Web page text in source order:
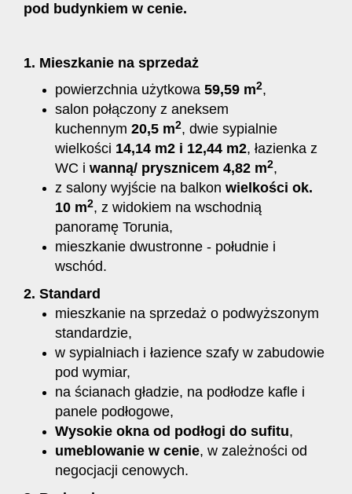
pod budynkiem w cenie.
1. Mieszkanie na sprzedaż
powierzchnia użytkowa 59,59 m2,
salon połączony z aneksem
kuchennym 20,5 m2, dwie sypialnie
wielkości 14,14 m2 i 12,44 m2, łazienka z
WC i wanną/ prysznicem 4,82 m2,
z salony wyjście na balkon wielkości ok.
10 m2, z widokiem na wschodnią
panoramę Torunia,
mieszkanie dwustronne - południe i
wschód.
2. Standard
mieszkanie na sprzedaż o podwyższonym
standardzie,
w sypialniach i łazience szafy w zabudowie
pod wymiar,
na ścianach gładzie, na podłodze kafle i
panele podłogowe,
Wysokie okna od podłogi do sufitu,
umeblowanie w cenie, w zależności od
negocjacji cenowych.